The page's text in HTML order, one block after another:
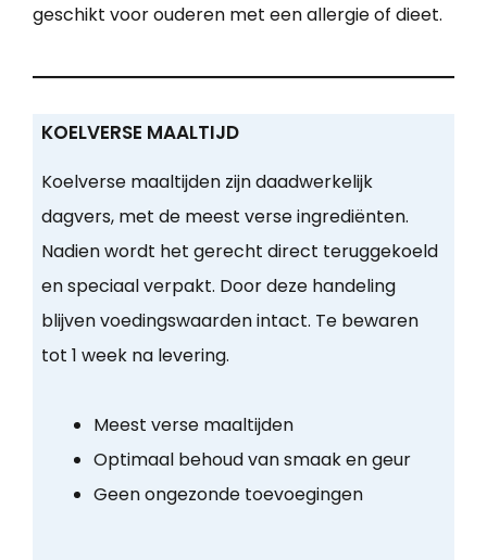
geschikt voor ouderen met een allergie of dieet.
KOELVERSE MAALTIJD
Koelverse maaltijden zijn daadwerkelijk
dagvers, met de meest verse ingrediënten.
Nadien wordt het gerecht direct teruggekoeld
en speciaal verpakt. Door deze handeling
blijven voedingswaarden intact. Te bewaren
tot 1 week na levering.
Meest verse maaltijden
Optimaal behoud van smaak en geur
Geen ongezonde toevoegingen